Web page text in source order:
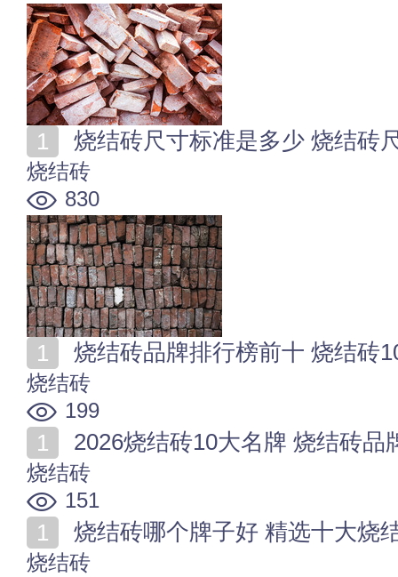
烧结砖尺寸标准是多少 烧结砖
烧结砖
830
烧结砖品牌排行榜前十 烧结砖
烧结砖
199
2026烧结砖10大名牌 烧结砖品
烧结砖
151
烧结砖哪个牌子好 精选十大烧
烧结砖